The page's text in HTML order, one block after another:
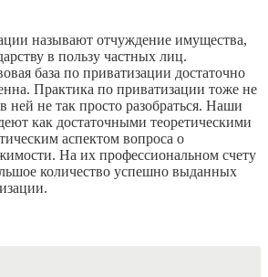
называют отчуждение имущества,
в пользу частных лиц.
база по приватизации достаточно
Практика по приватизации тоже не
ней не так просто разобраться. Наши
как достаточными теоретическими
аспектом вопроса о
На их профессиональном счету
количество успешно выданных